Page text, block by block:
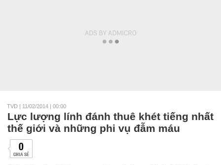
TVD | 11/02/2014 | 00:00
Lực lượng lính đánh thuê khét tiếng nhất
thế giới và những phi vụ đẫm máu
0
CHIA SẺ